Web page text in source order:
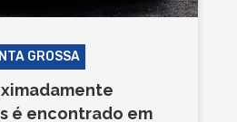
GROSSA
é encontrado em